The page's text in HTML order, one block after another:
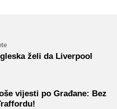
želi da Liverpool
vijesti po Građane: Bez